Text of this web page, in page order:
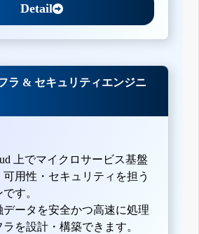
Detail
ラ & セキュリティエンジニ
上でマイクロサービス基盤
用性・セキュリティを担う
す。
データを安全かつ高速に処理
を設計・構築できます。